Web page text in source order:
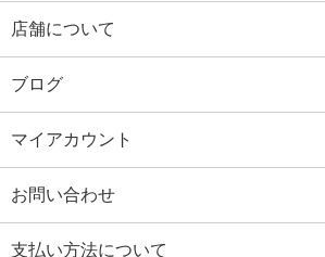
店舗について
ブログ
マイアカウント
お問い合わせ
支払い方法について